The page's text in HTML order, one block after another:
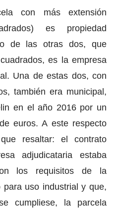
con más extensión
es propiedad
de las otras dos, que
es la empresa
Una de estas dos, con
también era municipal,
en el año 2016 por un
euros. A este respecto
resaltar: el contrato
adjudicataria estaba
los requisitos de la
uso industrial y que,
cumpliese, la parcela